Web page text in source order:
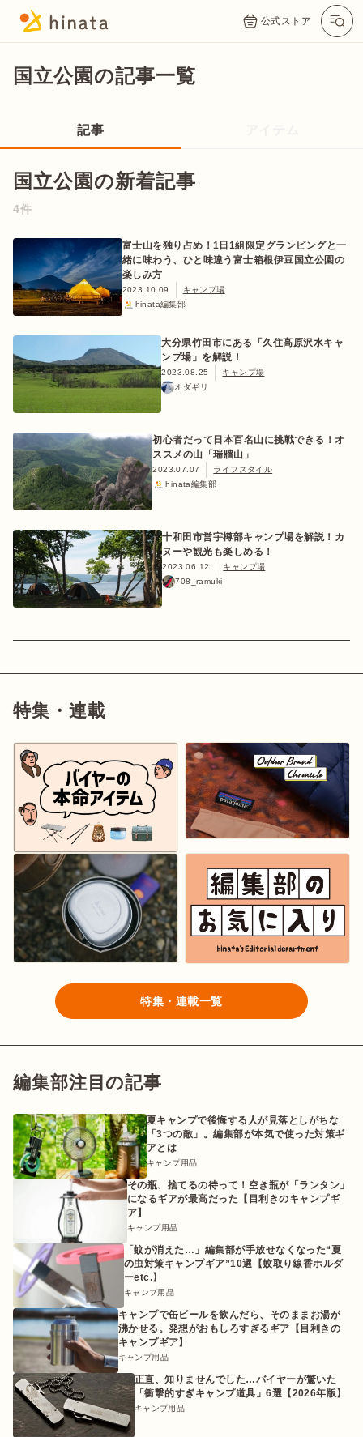
公式ストア
国立公園の記事一覧
記事
国立公園の新着記事
4件
富士山を独り占め！1日1組限定グランピングと一
緒に味わう、ひと味違う富士箱根伊豆国立公園の
楽しみ方
2023.10.09
キャンプ場
hinata編集部
大分県竹田市にある「久住高原沢水キャ
ンプ場」を解説！
2023.08.25
キャンプ場
オダギリ
初心者だって日本百名山に挑戦できる！オ
ススメの山「瑞牆山」
2023.07.07
ライフスタイル
hinata編集部
十和田市営宇樽部キャンプ場を解説！カ
ヌーや観光も楽しめる！
2023.06.12
キャンプ場
708_ramuki
特集・連載
特集・連載一覧
編集部注目の記事
夏キャンプで後悔する人が見落としがちな
「3つの敵」。編集部が本気で使った対策ギ
アとは
キャンプ用品
その瓶、捨てるの待って！空き瓶が「ランタン」
になるギアが最高だった【目利きのキャンプギ
ア】
キャンプ用品
「蚊が消えた…」編集部が手放せなくなった“夏
の虫対策キャンプギア”10選【蚊取り線香ホルダ
ーetc.】
キャンプ用品
キャンプで缶ビールを飲んだら、そのままお湯が
沸かせる。発想がおもしろすぎるギア【目利きの
キャンプギア】
キャンプ用品
正直、知りませんでした…バイヤーが驚いた
「衝撃的すぎキャンプ道具」6選【2026年版】
キャンプ用品
公式App Twitter Instagram LINE
公式オンラインストア
おすすめ特集
キャンプ用品
キャンプ場
料理
初めての方
ログイン/会員登録
マガジン イベント
キャンプ場
レンタル
オンライン